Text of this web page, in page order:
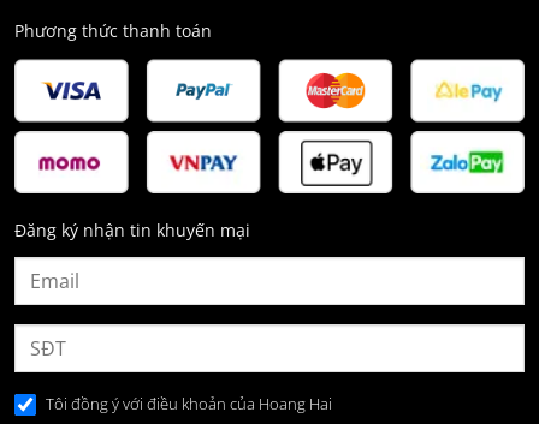
Phương thức thanh toán
Đăng ký nhận tin khuyến mại
Tôi đồng ý với điều khoản của Hoang Hai